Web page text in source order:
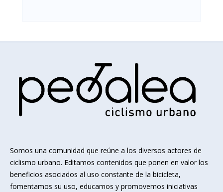
Somos una comunidad que reúne a los diversos actores de
ciclismo urbano. Editamos contenidos que ponen en valor los
beneficios asociados al uso constante de la bicicleta,
fomentamos su uso, educamos y promovemos iniciativas